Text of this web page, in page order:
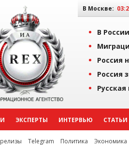
В Москве:
В
Россия
Россия
ЭКСПЕРТЫ ИНТЕРВЬЮ СТАТЬИ
Telegram Политика Экономика